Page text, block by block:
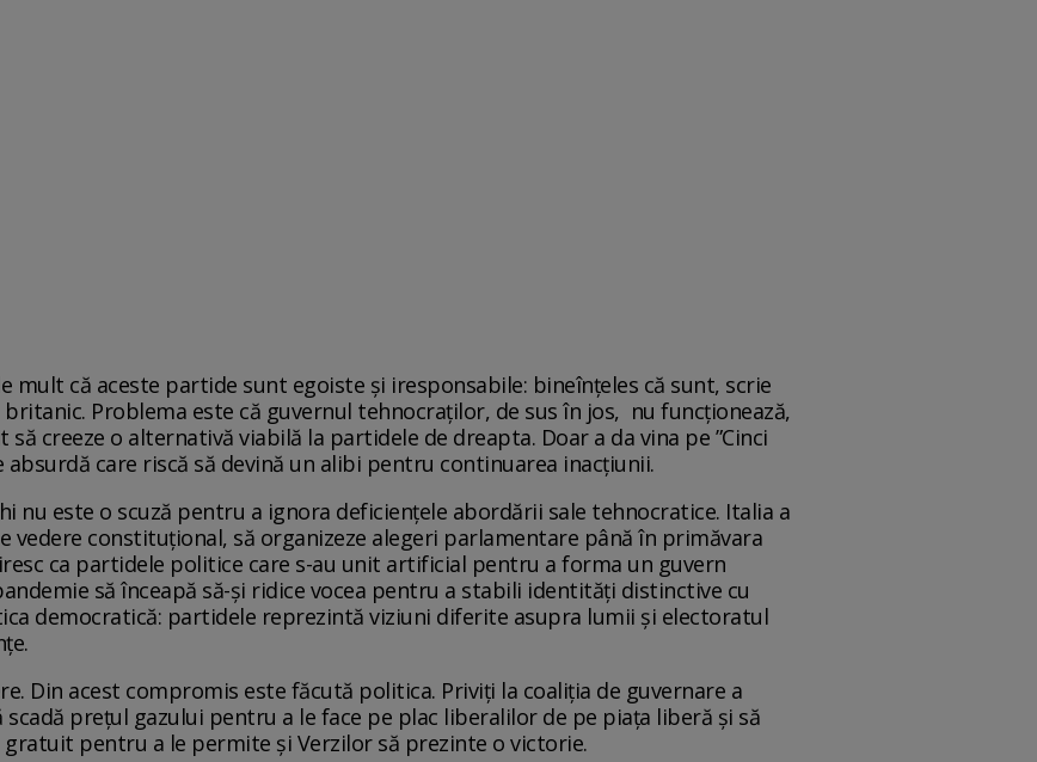
mult că aceste partide sunt egoiste și iresponsabile: bineînțeles că sunt, scrie
Problema este că guvernul tehnocraților, de sus în jos, nu funcționează,
creeze o alternativă viabilă la partidele de dreapta. Doar a da vina pe ”Cinci
absurdă care riscă să devină un alibi pentru continuarea inacțiunii.
nu este o scuză pentru a ignora deficiențele abordării sale tehnocratice. Italia a
constituțional, să organizeze alegeri parlamentare până în primăvara
ca partidele politice care s-au unit artificial pentru a forma un guvern
să înceapă să-și ridice vocea pentru a stabili identități distinctive cu
democratică: partidele reprezintă viziuni diferite asupra lumii și electoratul
Din acest compromis este făcută politica. Priviți la coaliția de guvernare a
scadă prețul gazului pentru a le face pe plac liberalilor de pe piața liberă și să
pentru a le permite și Verzilor să prezinte o victorie.